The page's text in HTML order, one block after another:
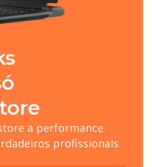
a performance
profissionais